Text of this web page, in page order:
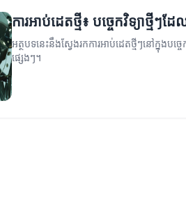
ការអាប់ដេតថ្មី៖ បច្ចេកវិទ្យាថ្មីៗដ
អត្ថបទនេះនឹងស្វែងរកការអាប់ដេតថ្មីៗនៅក្នុងបច្
ផ្សេងៗ។